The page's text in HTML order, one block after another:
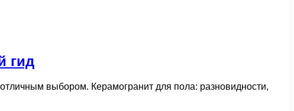
гид
выбором. Керамогранит для пола: разновидности,